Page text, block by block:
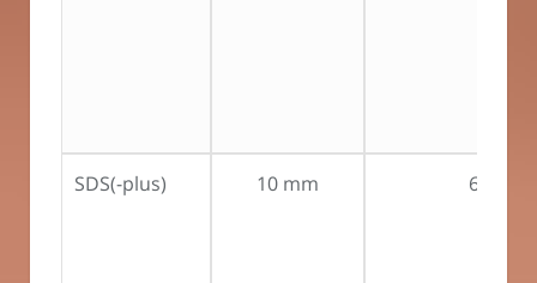
SDS(-plus) 10 mm 60 mm²